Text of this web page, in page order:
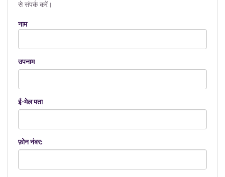
से संपर्क करें।
नाम
उपनाम
ई-मेल पता
फ़ोन नंबर: